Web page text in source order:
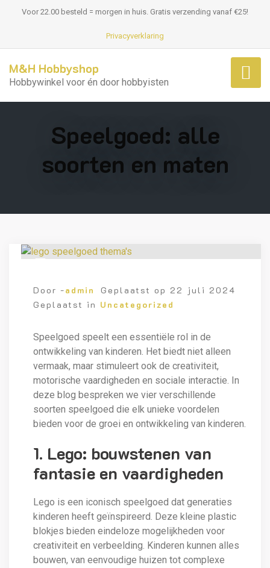
Voor 22.00 besteld = morgen in huis. Gratis verzending vanaf €25!
Privacyverklaring
M&H Hobbyshop
Hobbywinkel voor én door hobbyisten
Speelgoed: alle
soorten en maten
Door -admin Geplaatst op 22 juli 2024
Geplaatst in Uncategorized
Speelgoed speelt een essentiële rol in de
ontwikkeling van kinderen. Het biedt niet alleen
vermaak, maar stimuleert ook de creativiteit,
motorische vaardigheden en sociale interactie. In
deze blog bespreken we vier verschillende
soorten speelgoed die elk unieke voordelen
bieden voor de groei en ontwikkeling van kinderen.
1. Lego: bouwstenen van
fantasie en vaardigheden
Lego is een iconisch speelgoed dat generaties
kinderen heeft geïnspireerd. Deze kleine plastic
blokjes bieden eindeloze mogelijkheden voor
creativiteit en verbeelding. Kinderen kunnen alles
bouwen, van eenvoudige huizen tot complexe